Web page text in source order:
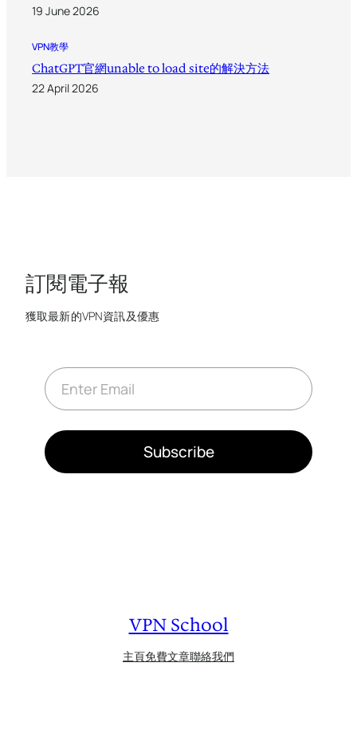
19 June 2026
VPN教學
ChatGPT官網unable to load site的解決方法
22 April 2026
訂閱電子報
獲取最新的VPN資訊及優惠
E
m
a
*
Subscribe
VPN School
主頁免費文章聯絡我們